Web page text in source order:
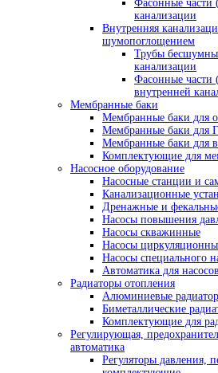
Фасонные части
канализации
Внутренняя
шумопоглощением
Трубы
канализации
Фасонные
внутренней
Мембранные баки
Мембранные баки для
Мембранные баки для
Мембранные баки для
Комплектующие для
Насосное оборудование
Насосные станции и
Канализационные
Дренажные и
Насосы повышения
Насосы скважинные
Насосы
Насосы специального
Автоматика для насосов
Радиаторы отопления
Алюминиевые
Биметаллические
Комплектующие для
Регулирующая,
автоматика
Регуляторы давления,